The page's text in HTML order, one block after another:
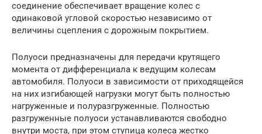
соединение обеспечивает вращение колес с
одинаковой угловой скоростью независимо от
величины сцепления с дорожным покрытием.
Полуоси предназначены для передачи крутящего
момента от дифференциала к ведущим колесам
автомобиля. Полуоси в зависимости от приходящейся
на них изгибающей нагрузки могут быть полностью
нагруженные и полуразгруженные. Полностью
разгруженные полуоси устанавливаются свободно
внутри моста, при этом ступица колеса жестко